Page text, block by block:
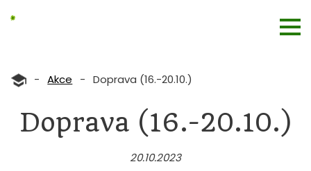
- Akce - Doprava (16.-20.10.)
Doprava (16.-20.10.)
20.10.2023